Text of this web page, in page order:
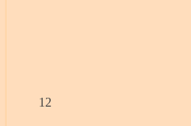
12